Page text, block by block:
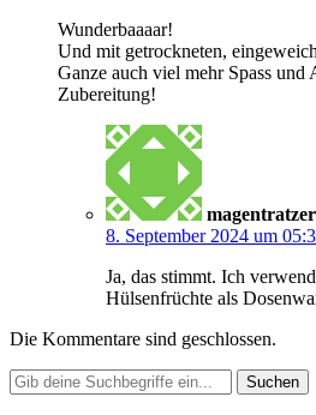
Wunderbaaaar!
Und mit getrockneten,
Ganze auch viel mehr Spass und
Zubereitung!
8. September 2024 um
Ja, das stimmt. Ich
Hülsenfrüchte als
Die Kommentare sind geschlossen.